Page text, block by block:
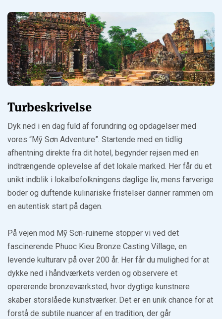
Turbeskrivelse
Dyk ned i en dag fuld af forundring og opdagelser med
vores “Mỹ Sơn Adventure”. Startende med en tidlig
afhentning direkte fra dit hotel, begynder rejsen med en
indtrængende oplevelse af det lokale marked. Her får du et
unikt indblik i lokalbefolkningens daglige liv, mens farverige
boder og duftende kulinariske fristelser danner rammen om
en autentisk start på dagen.
På vejen mod Mỹ Sơn-ruinerne stopper vi ved det
fascinerende Phuoc Kieu Bronze Casting Village, en
levende kulturarv på over 200 år. Her får du mulighed for at
dykke ned i håndværkets verden og observere et
opererende bronzeværksted, hvor dygtige kunstnere
skaber storslåede kunstværker. Det er en unik chance for at
forstå de subtile nuancer af en tradition, der går